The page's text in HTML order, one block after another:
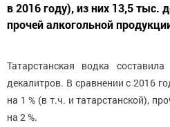
в 2016 году), из них 13,5 тыс.
прочей алкогольной
Татарстанская водка
декалитров. В сравнении с 2016
на 1 % (в т.ч. и татарстанской),
на 2 %.